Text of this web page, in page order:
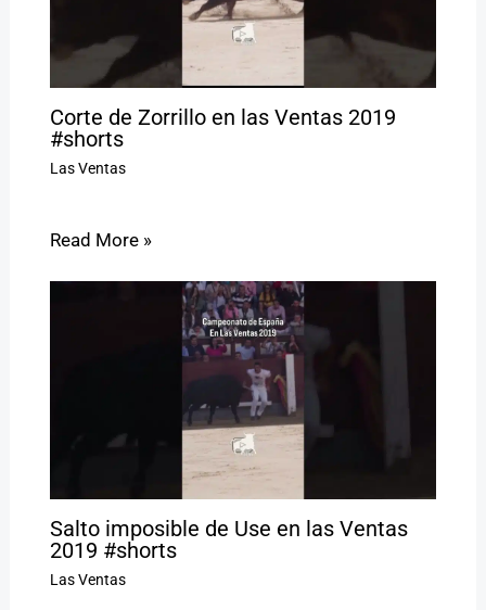
Corte de Zorrillo en las Ventas 2019
#shorts
Las Ventas
Read More »
Salto imposible de Use en las Ventas
2019 #shorts
Las Ventas